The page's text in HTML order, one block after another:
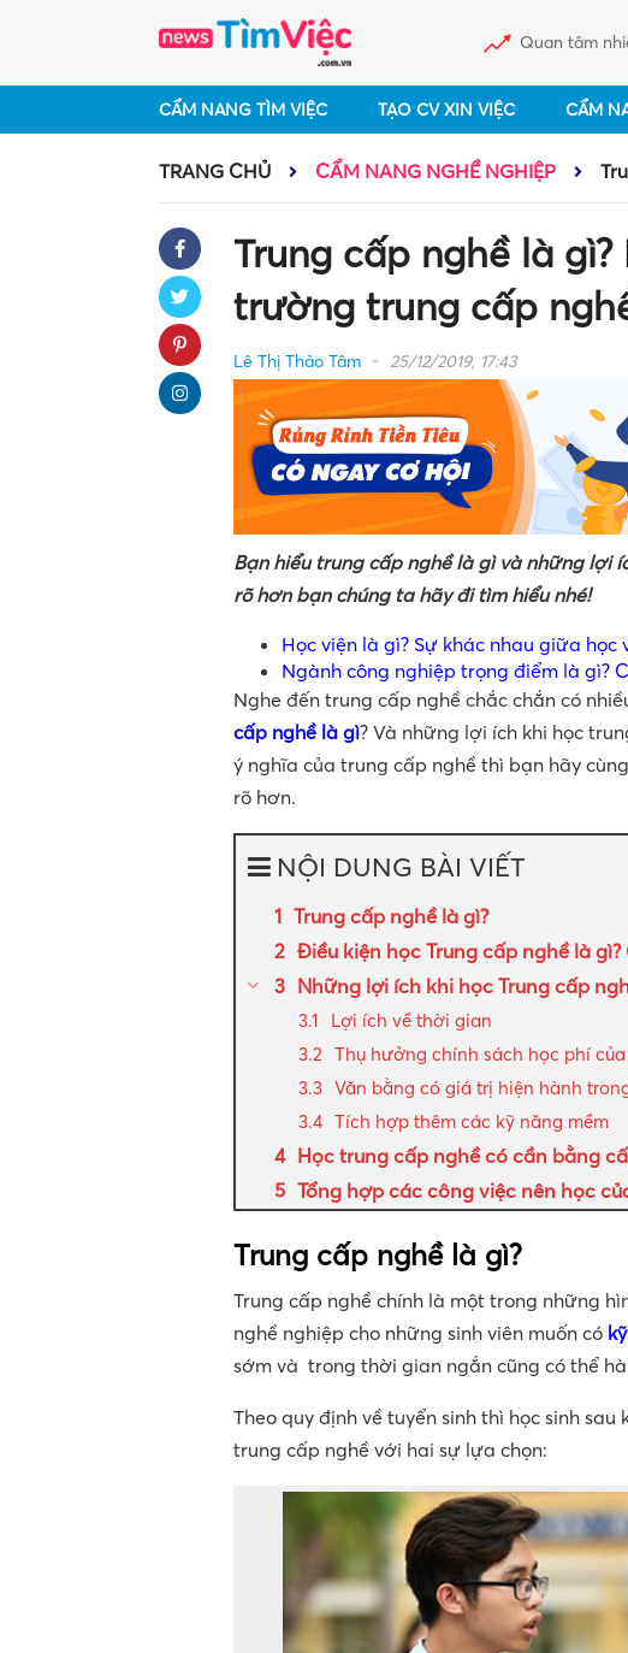
Quan tâm
CẨM NANG TÌM VIỆC TẠO CV XIN VIỆC CẨM
TRANG CHỦ CẨM NANG NGHỀ NGHIỆP
Trung cấp nghề là
trường trung cấp
Lê Thị Thảo Tâm 25/12/2019, 17:43
Bạn hiểu trung cấp nghề là gì và những lợi
rõ hơn bạn chúng ta hãy đi tìm hiểu nhé!
Học viện là gì? Sự khác nhau giữa học
Ngành công nghiệp trọng điểm là gì?
Nghe đến trung cấp nghề chắc chắn có
cấp nghề là gì? Và những lợi ích khi học
ý nghĩa của trung cấp nghề thì bạn hãy
rõ hơn.
NỘI DUNG BÀI VIẾT
Trung cấp nghề là gì?
Điều kiện học Trung cấp nghề là
Những lợi ích khi học Trung cấp
Lợi ích về thời gian
Thụ hưởng chính sách học phí
Văn bằng có giá trị hiện hành
Tích hợp thêm các kỹ năng mềm
Học trung cấp nghề có cần bằng
Tổng hợp các công việc nên học
Trung cấp nghề là gì?
Trung cấp nghề chính là một trong những
nghề nghiệp cho những sinh viên muốn có
sớm và trong thời gian ngắn cũng có thể
Theo quy định về tuyển sinh thì học sinh
trung cấp nghề với hai sự lựa chọn: